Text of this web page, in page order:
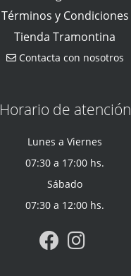
Términos y Condiciones
Tienda Tramontina
Contacta con nosotros
Horario de atención
Lunes a Viernes
07:30 a 17:00 hs.
Sábado
07:30 a 12:00 hs.